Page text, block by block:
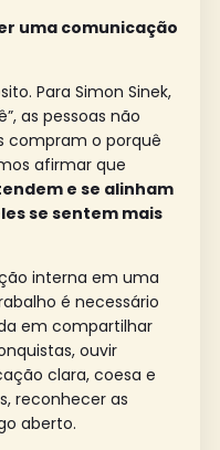
uma comunicação
Para Simon Sinek,
as pessoas não
compram o porquê
afirmar que
e se alinham
se sentem mais
interna em uma
é necessário
em compartilhar
ouvir
clara, coesa e
reconhecer as
aberto.